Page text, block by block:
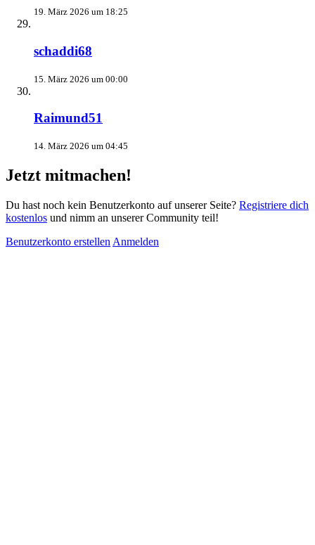
19. März 2026 um 18:25
schaddi68
15. März 2026 um 00:00
Raimund51
14. März 2026 um 04:45
Jetzt mitmachen!
Du hast noch kein Benutzerkonto auf unserer Seite? Registriere dich
kostenlos und nimm an unserer Community teil!
Benutzerkonto erstellen Anmelden